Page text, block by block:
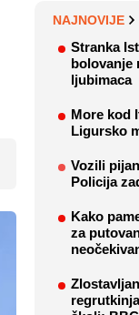
NAJNOVIJE
Stranka
bolovanje
ljubimaca
More kod
Ligursko
Vozili
Policija
Kako
za